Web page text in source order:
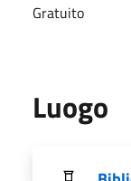
Gratuito
Luogo